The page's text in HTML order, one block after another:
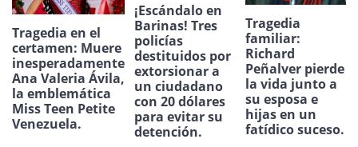
Tragedia en el
certamen: Muere
inesperadamente
Ana Valeria Ávila,
la emblemática
Miss Teen Petite
Venezuela.
¡Escándalo en
Barinas! Tres
policías
destituidos por
extorsionar a
un ciudadano
con 20 dólares
para evitar su
detención.
Tragedia
familiar:
Richard
Peñalver pierde
la vida junto a
su esposa e
hijas en un
fatídico suceso.